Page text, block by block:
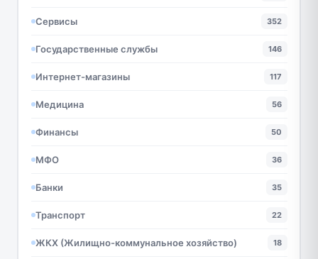
Сервисы 352
Государственные службы 146
Интернет-магазины 117
Медицина 56
Финансы 50
МФО 36
Банки 35
Транспорт 22
ЖКХ (Жилищно-коммунальное хозяйство) 18